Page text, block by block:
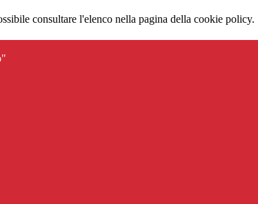
consultare l'elenco nella pagina della cookie policy.